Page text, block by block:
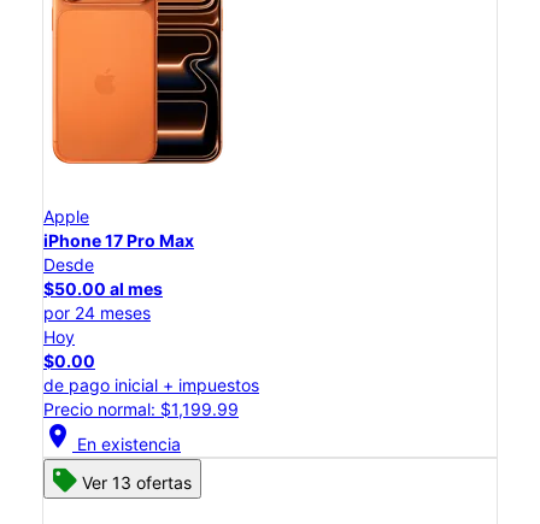
Apple
iPhone 17 Pro Max
Desde
$50.00 al mes
por 24 meses
Hoy
$0.00
de pago inicial + impuestos
Precio normal: $1,199.99
location_on En existencia
Ver 13 ofertas